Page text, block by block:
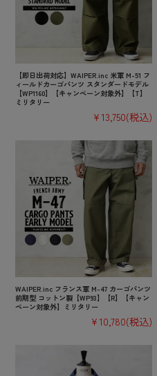
【即日出荷対応】WAIPER.inc 米軍 M-51 フ
ィールドカーゴパンツ スタンダードモデル
【WP1160】【キャンペーン対象外】【T】
ミリタリー
¥13,750(税込)
WAIPER.inc フランス軍 M-47 カーゴパンツ
前期型 コットン製【WP93】【R】【キャン
ペーン対象外】ミリタリー
¥10,780(税込)